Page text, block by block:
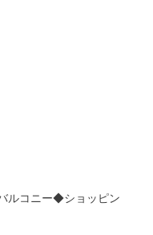
ルコニー◆ショッピン